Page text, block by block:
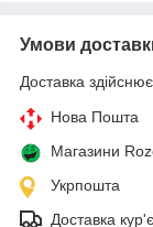
Умови
Доставка
Нова Пошта
Магазини
Укрпошта
Доставка